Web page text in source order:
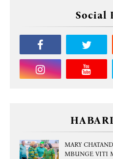
Social
MARY
MBUNGE VITI